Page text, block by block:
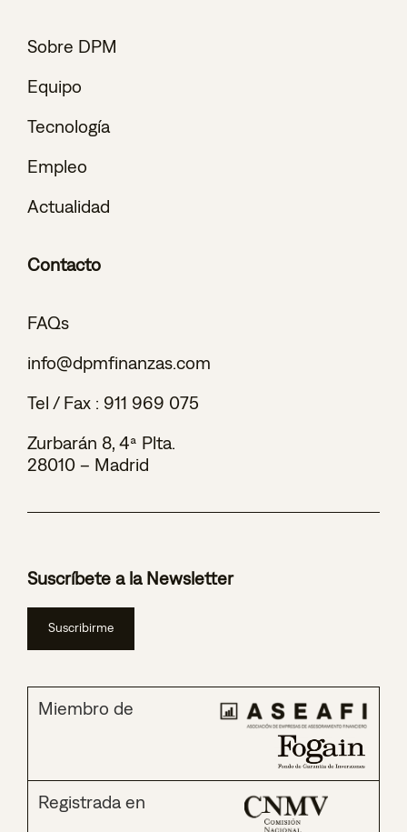
Sobre DPM
Equipo
Tecnología
Empleo
Actualidad
Contacto
FAQs
info@dpmfinanzas.com
Tel / Fax : 911 969 075
Zurbarán 8, 4ª Plta.
28010 – Madrid
Suscríbete a la Newsletter
Suscribirme
Miembro de
Registrada en